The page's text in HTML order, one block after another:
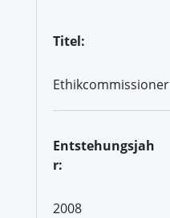
Titel:
Ethikcommissioner
Entstehungsjah
r:
2008